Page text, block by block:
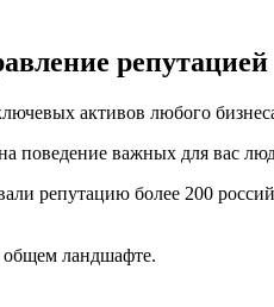
репутацией
активов любого
поведение важных для вас
репутацию более 200
ландшафте.